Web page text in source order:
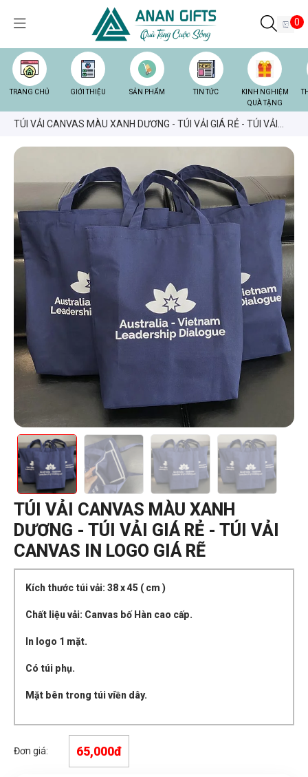
0
TRANG CHỦ GIỚI THIỆU SẢN PHẨM TIN TỨC
KINH NGHIỆM
QUÀ TẶNG
TÚI VẢI CANVAS MÀU XANH DƯƠNG - TÚI VẢI GIÁ RẺ - TÚI VẢI
TÚI VẢI CANVAS MÀU XANH
DƯƠNG - TÚI VẢI GIÁ RẺ - TÚI VẢI
CANVAS IN LOGO GIÁ RẼ
Kích thước túi vải: 38 x 45 ( cm )
Chất liệu vải: Canvas bố Hàn cao cấp.
In logo 1 mặt.
Có túi phụ.
Mặt bên trong túi viền dây.
Đơn giá: 65,000đ